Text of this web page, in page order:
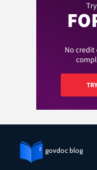
govdoc blog